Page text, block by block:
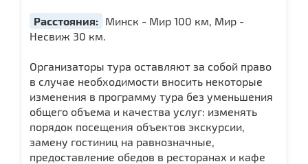
Расстояния:
Минск - Мир 100 км, Мир -
Несвиж 30 км.
Организаторы тура оставляют за собой право
в случае необходимости вносить некоторые
изменения в программу тура без уменьшения
общего объема и качества услуг: изменять
порядок посещения объектов экскурсии,
замену гостиниц на равнозначные,
предоставление обедов в ресторанах и кафе